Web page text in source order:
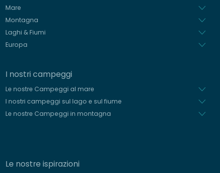
Mare
Montagna
Laghi & Fiumi
Europa
I nostri campeggi
Le nostre Campeggi al mare
I nostri campeggi sul lago e sul fiume
Le nostre Campeggi in montagna
Le nostre ispirazioni